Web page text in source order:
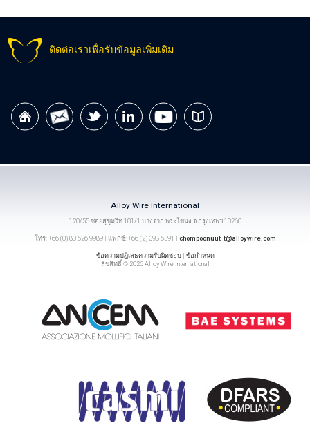
ติดต่อเราเพื่อรับข้อมูลเพิ่มเติม
Alloy Wire International
120/55 ซอยสุขุมวิท 101/1 บางจาก พระโขนง จ.กรุงเทพฯ 10260
โทร: +66 (0) 80 626 9989 | แฟกซ์: +66 (2) 398 6391 | chompoonuut_t@alloywire.com
ข้อความปฏิเสธความรับผิดชอบ| ข้อกำหนด
ลิขสิทธิ์ © 2026 Alloy Wire International